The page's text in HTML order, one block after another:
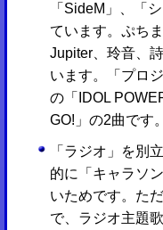
「SideM」、「
ています。ぷち
Jupiter、玲音、
います。「プロ
の「IDOL
GO!」の2曲です。
「ラジオ」を別
的に「キャラソ
いためです。た
で、ラジオ主題